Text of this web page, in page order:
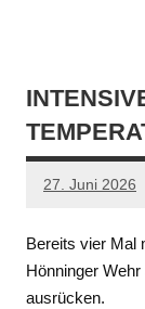
27. Juni 2026
Bereits vier Mal
Hönninger
ausrücken.